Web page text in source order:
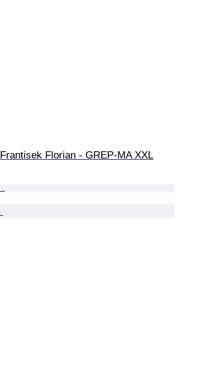
Frantisek Florian - GREP-MA XXL